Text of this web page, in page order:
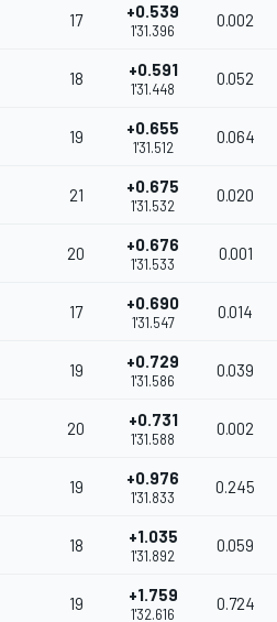
17 +0.539
1'31.396
0.002
18 +0.591
1'31.448
0.052
19 +0.655
1'31.512
0.064
21 +0.675
1'31.532
0.020
20 +0.676
1'31.533
0.001
17 +0.690
1'31.547
0.014
19 +0.729
1'31.586
0.039
20 +0.731
1'31.588
0.002
19 +0.976
1'31.833
0.245
18 +1.035
1'31.892
0.059
19 +1.759
1'32.616
0.724